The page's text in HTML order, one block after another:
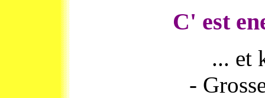
C' est
... et
-